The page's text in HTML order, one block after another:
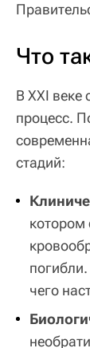
Что
В XXI веке
процесс.
стадий:
котором
чего